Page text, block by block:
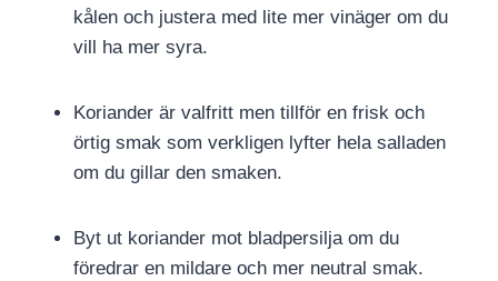
kålen och justera med lite mer vinäger om du
vill ha mer syra.
Koriander är valfritt men tillför en frisk och
örtig smak som verkligen lyfter hela salladen
om du gillar den smaken.
Byt ut koriander mot bladpersilja om du
föredrar en mildare och mer neutral smak.